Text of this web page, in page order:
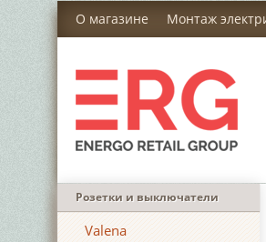
О магазине Монтаж
Розетки и выключатели
Valena